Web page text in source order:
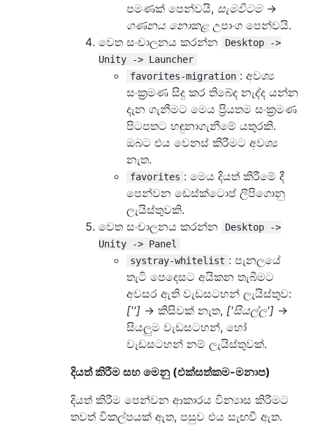
පමණක් පෙන්වයි, සැමවිටම->
ගණනය නොකළඋපාංග පෙන්වයි.
වෙත සංචාලනය කරන්න
Desktop ->
Unity -> Launcher
favorites-migration : අවශ්‍ය
සංක්‍රමණ සිදු කර තිබේද නැද්ද යන්න
දැන ගැනීමට මෙය ප්‍රියතම සංක්‍රමණ
පිටපතට හඳුනාගැනීමේ යතුරකි.
ඔබට එය වෙනස් කිරීමට අවශ්‍ය
නැත.
favorites : මෙය දියත් කිරීමේ දී
පෙන්වන ඩෙස්ක්ටොප් ලිපිගොනු
ලැයිස්තුවකි.
වෙත සංචාලනය කරන්න
Desktop ->
Unity -> Panel
systray-whitelist : පැනලයේ
තැටි පෙදෙසට අයිකන තැබීමට
අවසර ඇති වැඩසටහන් ලැයිස්තුව:
[''] -> කිසිවක් නැත, ['සියල්ල'] ->
සියලුම වැඩසටහන්, හෝ
වැඩසටහන් නම් ලැයිස්තුවක්.
දියත් කිරීම සහ මෙනු (එක්සත්කම-මනාප)
දියත් කිරීම පෙන්වන ආකාරය වින්‍යාස කිරීමට
තවත් විකල්පයක් ඇත, පසුව එය සැඟවී ඇත.